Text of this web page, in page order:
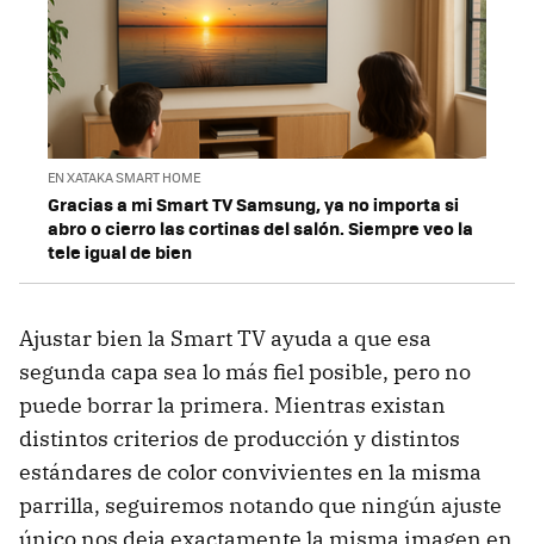
EN XATAKA SMART HOME
Gracias a mi Smart TV Samsung, ya no importa si
abro o cierro las cortinas del salón. Siempre veo la
tele igual de bien
Ajustar bien la Smart TV ayuda a que esa
segunda capa sea lo más fiel posible, pero no
puede borrar la primera. Mientras existan
distintos criterios de producción y distintos
estándares de color convivientes en la misma
parrilla, seguiremos notando que ningún ajuste